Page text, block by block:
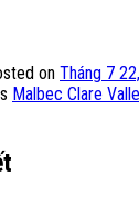
on Tháng 7
Malbec Clare